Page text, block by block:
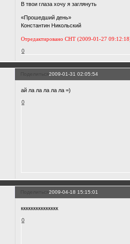
В твои глаза хочу я заглянуть
«Прошедший день»
Константин Никольский
Отредактировано CHT (2009-01-27
0
Поделиться2009-01-31 02:05:54
ай ла ла ла ла ла =)
0
Поделиться2009-04-18 15:15:01
ккккккккккккккк
0